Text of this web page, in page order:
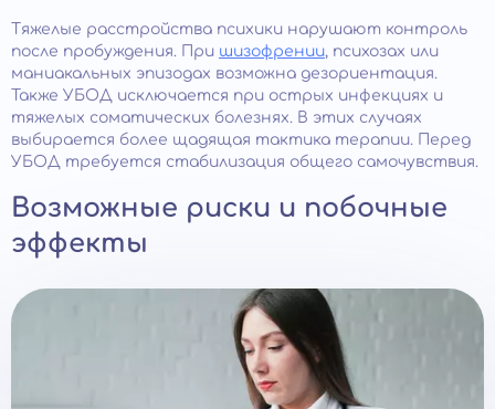
Тяжелые расстройства психики нарушают контроль
после пробуждения. При шизофрении, психозах или
маниакальных эпизодах возможна дезориентация.
Также УБОД исключается при острых инфекциях и
тяжелых соматических болезнях. В этих случаях
выбирается более щадящая тактика терапии. Перед
УБОД требуется стабилизация общего самочувствия.
Возможные риски и побочные
эффекты